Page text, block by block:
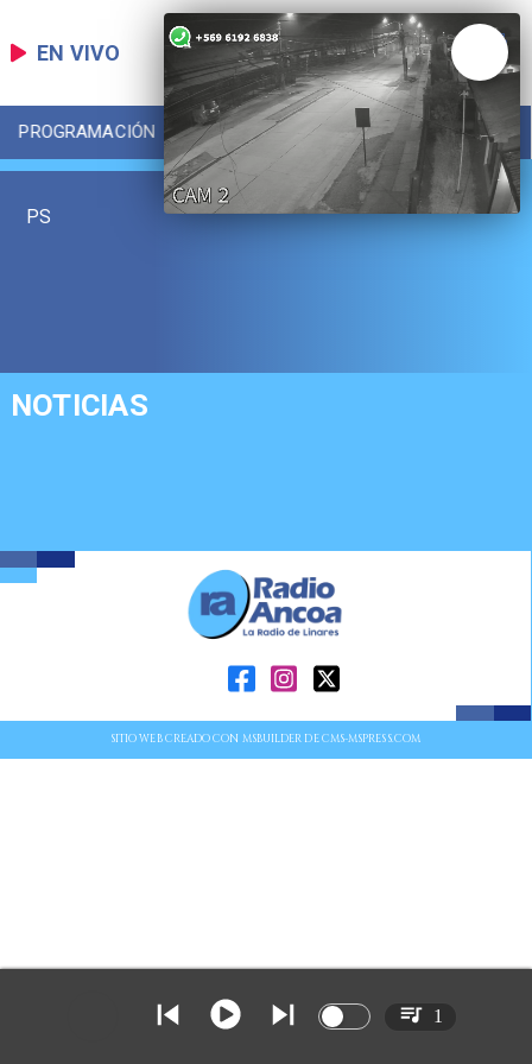
EN VIVO
PROGRAMACIÓN LOCAL DEPORTES
PS
NOTICIAS
SITIO WEB CREADO CON MSBUILDER DE CMS-MSPRESS.COM
1